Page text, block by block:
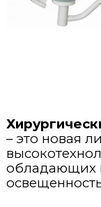
Операционные
Портативные ИВЛ
Инфузионные
Мониторы
Кольпоскопы
Открытые
Стерилизация и
Моечно-
Ультразвуковые
Машины для
Щелевые лампы
Урология
Лабораторная
Гистология и
– это новая
обладающих